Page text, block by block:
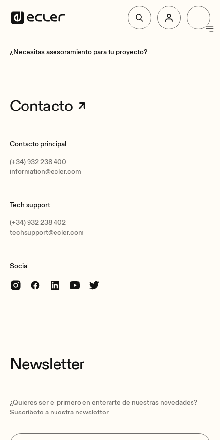
Productos
Soporte y Comunidad
¿Necesitas asesoramiento para tu proyecto?
Contacto
Contacto principal
(+34) 932 238 400
information@ecler.com
Tech support
(+34) 932 238 402
techsupport@ecler.com
Social
Newsletter
¿Quieres ser el primero en enterarte de nuestras novedades?
Suscríbete a nuestra newsletter